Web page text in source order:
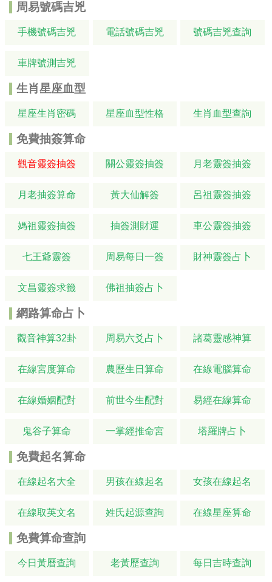
周易號碼吉兇
手機號碼吉兇 電話號碼吉兇 號碼吉兇查詢
車牌號測吉兇
生肖星座血型
星座生肖密碼 星座血型性格 生肖血型查詢
免費抽簽算命
觀音靈簽抽簽 關公靈簽抽簽 月老靈簽抽簽
月老抽簽算命 黃大仙解簽 呂祖靈簽抽簽
媽祖靈簽抽簽 抽簽測財運 車公靈簽抽簽
七王爺靈簽 周易每日一簽 財神靈簽占卜
文昌靈簽求籤 佛祖抽簽占卜
網路算命占卜
觀音神算32卦 周易六爻占卜 諸葛靈感神算
在線宮度算命 農歷生日算命 在線電腦算命
在線婚姻配對 前世今生配對 易經在線算命
鬼谷子算命 一掌經推命宮 塔羅牌占卜
免費起名算命
在線起名大全 男孩在線起名 女孩在線起名
在線取英文名 姓氏起源查詢 在線星座算命
免費算命查詢
今日黃曆查詢 老黃歷查詢 每日吉時查詢